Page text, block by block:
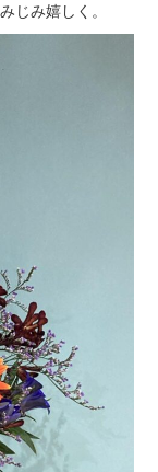
じみ嬉しく。